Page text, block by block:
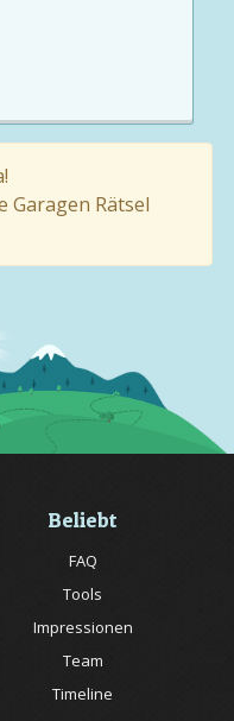
Garagen Rätsel
Beliebt
FAQ
Tools
Impressionen
Team
Timeline